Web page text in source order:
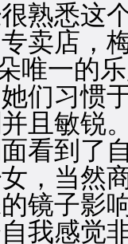
悉这个
卖店，
唯一的
们习惯
且敏锐
看到了
，当然
镜子影
我感觉